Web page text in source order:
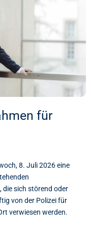
für
8. Juli 2026 eine
die sich störend oder
von der Polizei für
verwiesen werden.